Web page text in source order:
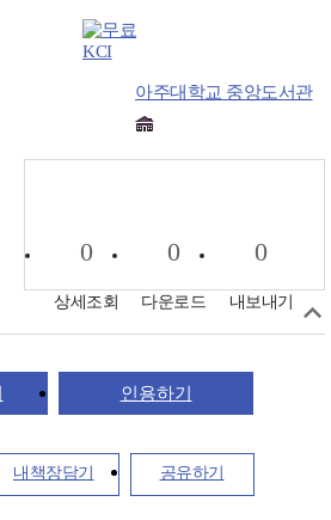
KCI
아주대학교 중앙도서관
0
상세조회
0
다운로드
0
내보내기
인용하기
내책장담기 공유하기